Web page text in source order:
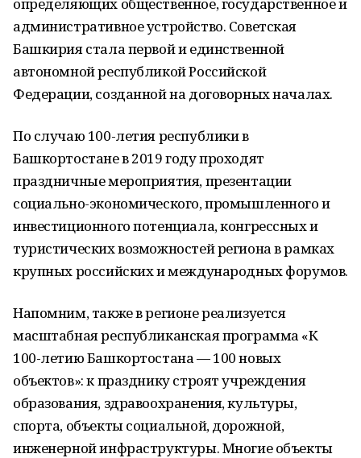
административное устройство. Советская
Башкирия стала первой и единственной
автономной республикой Российской
Федерации, созданной на договорных началах.
По случаю 100-летия республики в
Башкортостане в 2019 году проходят
праздничные мероприятия, презентации
социально-экономического, промышленного и
инвестиционного потенциала, конгрессных и
туристических возможностей региона в рамках
крупных российских и международных форумов.
Напомним, также в регионе реализуется
масштабная республиканская программа «К
100-летию Башкортостана — 100 новых
объектов»: к празднику строят учреждения
образования, здравоохранения, культуры,
спорта, объекты социальной, дорожной,
инженерной инфраструктуры. Многие объекты